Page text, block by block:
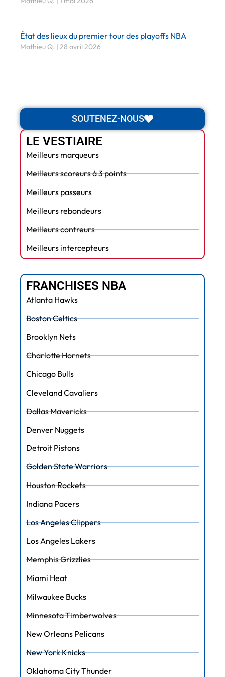
État des lieux du premier tour des playoffs NBA
Mathieu Q. 28 avril 2026
SOUTENEZ-NOUS
LE VESTIAIRE
Meilleurs marqueurs
Meilleurs scoreurs à 3 points
Meilleurs passeurs
Meilleurs rebondeurs
Meilleurs contreurs
Meilleurs intercepteurs
FRANCHISES NBA
Atlanta Hawks
Boston Celtics
Brooklyn Nets
Charlotte Hornets
Chicago Bulls
Cleveland Cavaliers
Dallas Mavericks
Denver Nuggets
Detroit Pistons
Golden State Warriors
Houston Rockets
Indiana Pacers
Los Angeles Clippers
Los Angeles Lakers
Memphis Grizzlies
Miami Heat
Milwaukee Bucks
Minnesota Timberwolves
New Orleans Pelicans
New York Knicks
Oklahoma City Thunder